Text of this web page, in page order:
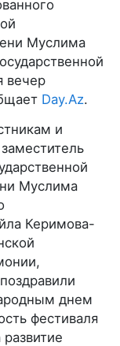
Муслима
вечер
Day.Az.
и
Муслима
Керимова-
днем
фестиваля